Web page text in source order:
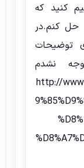
کنید که
حل کنم.در
توضیحات
نشدم
http://